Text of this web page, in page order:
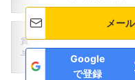
賞
与
???,???
メー
Google
で登録